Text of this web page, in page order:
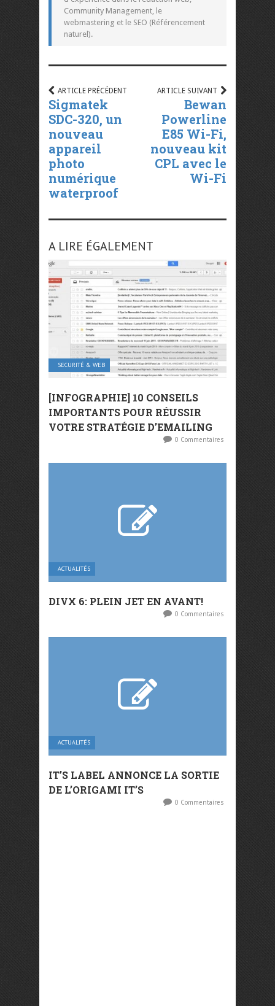
Community Management, le
webmastering et le SEO (Référencement
naturel).
ARTICLE PRÉCÉDENT
Sigmatek
SDC-320, un
nouveau
appareil
photo
numérique
waterproof
ARTICLE SUIVANT
Bewan
Powerline
E85 Wi-Fi,
nouveau kit
CPL avec le
Wi-Fi
A LIRE ÉGALEMENT
SECURITÉ & WEB
[INFOGRAPHIE] 10 CONSEILS
IMPORTANTS POUR RÉUSSIR
VOTRE STRATÉGIE D’EMAILING
0 Commentaires
ACTUALITÉS
DIVX 6: PLEIN JET EN AVANT!
0 Commentaires
ACTUALITÉS
IT’S LABEL ANNONCE LA SORTIE
DE L’ORIGAMI IT’S
0 Commentaires